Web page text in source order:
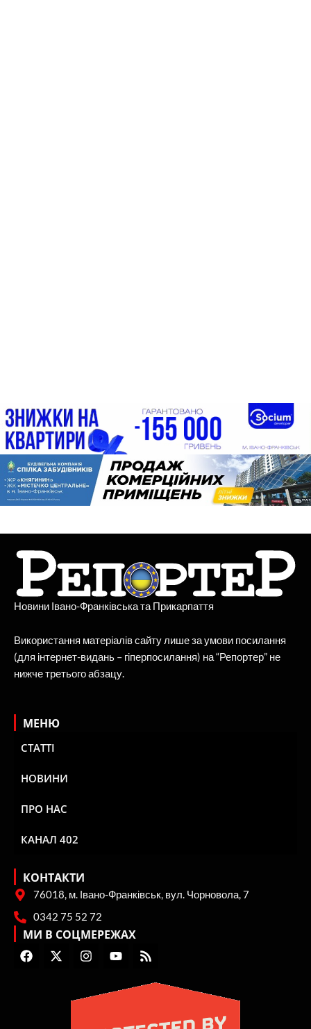
Новини Івано-Франківська та Прикарпаття
Використання матеріалів сайту лише за умови посилання
(для інтернет-видань – гіперпосилання) на “Репортер” не
нижче третього абзацу.
МЕНЮ
СТАТТІ
НОВИНИ
ПРО НАС
КАНАЛ 402
КОНТАКТИ
76018, м. Івано-Франківськ, вул. Чорновола, 7
0342 75 52 72
МИ В СОЦМЕРЕЖАХ
F
a
X
-
I
n
a
Y
o
t
e
R
s